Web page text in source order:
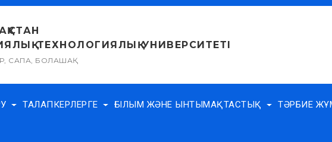
ТЕХНОЛОГИЯЛЫҚ УНИВЕРСИТЕТІ
САПА, БОЛАШАҚ
ТАЛАПКЕРЛЕРГЕ ҒЫЛЫМ ЖӘНЕ ЫНТЫМАҚТАСТЫҚ ТӘРБИЕ